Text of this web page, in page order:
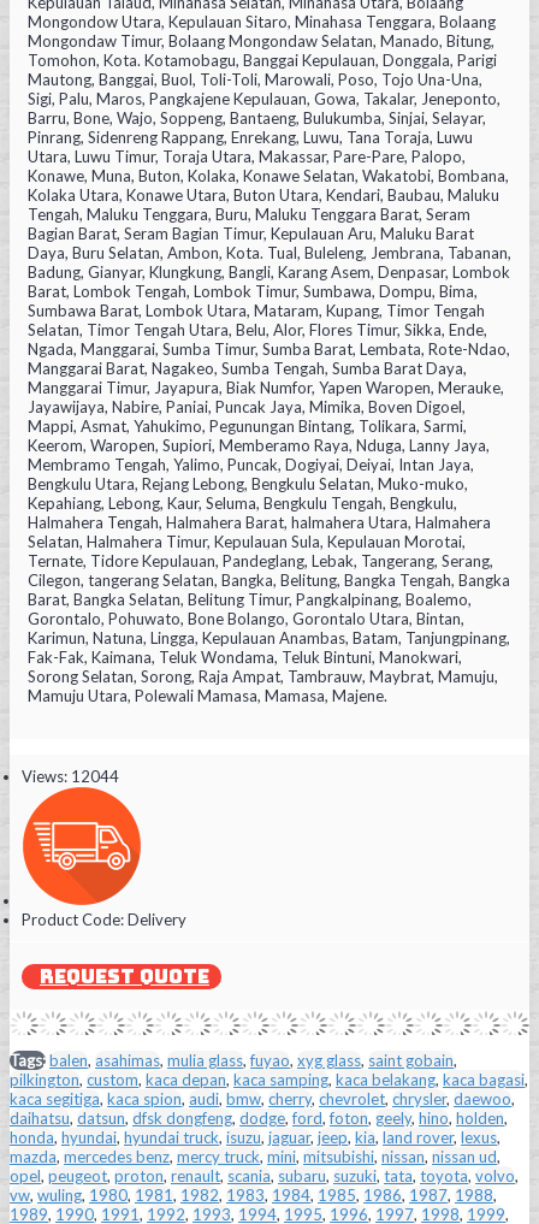
Mongondow Utara, Kepulauan Sitaro, Minahasa Tenggara, Bolaang
Mongondaw Timur, Bolaang Mongondaw Selatan, Manado, Bitung,
Tomohon, Kota. Kotamobagu, Banggai Kepulauan, Donggala, Parigi
Mautong, Banggai, Buol, Toli-Toli, Marowali, Poso, Tojo Una-Una,
Sigi, Palu, Maros, Pangkajene Kepulauan, Gowa, Takalar, Jeneponto,
Barru, Bone, Wajo, Soppeng, Bantaeng, Bulukumba, Sinjai, Selayar,
Pinrang, Sidenreng Rappang, Enrekang, Luwu, Tana Toraja, Luwu
Utara, Luwu Timur, Toraja Utara, Makassar, Pare-Pare, Palopo,
Konawe, Muna, Buton, Kolaka, Konawe Selatan, Wakatobi, Bombana,
Kolaka Utara, Konawe Utara, Buton Utara, Kendari, Baubau, Maluku
Tengah, Maluku Tenggara, Buru, Maluku Tenggara Barat, Seram
Bagian Barat, Seram Bagian Timur, Kepulauan Aru, Maluku Barat
Daya, Buru Selatan, Ambon, Kota. Tual, Buleleng, Jembrana, Tabanan,
Badung, Gianyar, Klungkung, Bangli, Karang Asem, Denpasar, Lombok
Barat, Lombok Tengah, Lombok Timur, Sumbawa, Dompu, Bima,
Sumbawa Barat, Lombok Utara, Mataram, Kupang, Timor Tengah
Selatan, Timor Tengah Utara, Belu, Alor, Flores Timur, Sikka, Ende,
Ngada, Manggarai, Sumba Timur, Sumba Barat, Lembata, Rote-Ndao,
Manggarai Barat, Nagakeo, Sumba Tengah, Sumba Barat Daya,
Manggarai Timur, Jayapura, Biak Numfor, Yapen Waropen, Merauke,
Jayawijaya, Nabire, Paniai, Puncak Jaya, Mimika, Boven Digoel,
Mappi, Asmat, Yahukimo, Pegunungan Bintang, Tolikara, Sarmi,
Keerom, Waropen, Supiori, Memberamo Raya, Nduga, Lanny Jaya,
Membramo Tengah, Yalimo, Puncak, Dogiyai, Deiyai, Intan Jaya,
Bengkulu Utara, Rejang Lebong, Bengkulu Selatan, Muko-muko,
Kepahiang, Lebong, Kaur, Seluma, Bengkulu Tengah, Bengkulu,
Halmahera Tengah, Halmahera Barat, halmahera Utara, Halmahera
Selatan, Halmahera Timur, Kepulauan Sula, Kepulauan Morotai,
Ternate, Tidore Kepulauan, Pandeglang, Lebak, Tangerang, Serang,
Cilegon, tangerang Selatan, Bangka, Belitung, Bangka Tengah, Bangka
Barat, Bangka Selatan, Belitung Timur, Pangkalpinang, Boalemo,
Gorontalo, Pohuwato, Bone Bolango, Gorontalo Utara, Bintan,
Karimun, Natuna, Lingga, Kepulauan Anambas, Batam, Tanjungpinang,
Fak-Fak, Kaimana, Teluk Wondama, Teluk Bintuni, Manokwari,
Sorong Selatan, Sorong, Raja Ampat, Tambrauw, Maybrat, Mamuju,
Mamuju Utara, Polewali Mamasa, Mamasa, Majene.
Views: 12044
Product Code:Delivery
REQUEST QUOTE
Tags:balen, asahimas, mulia glass,fuyao, xyg glass, saint gobain,
pilkington, custom, kaca depan, kaca samping, kaca belakang, kaca bagasi,
kaca segitiga, kaca spion, audi, bmw, cherry, chevrolet, chrysler, daewoo,
daihatsu, datsun, dfsk dongfeng, dodge,ford,foton, geely, hino, holden,
honda, hyundai, hyundai truck, isuzu, jaguar, jeep, kia, land rover, lexus,
mazda, mercedes benz, mercy truck, mini, mitsubishi, nissan, nissan ud,
opel, peugeot, proton, renault, scania, subaru, suzuki, tata, toyota, volvo,
vw, wuling, 1980, 1981, 1982, 1983, 1984, 1985, 1986, 1987, 1988,
1989, 1990, 1991, 1992, 1993, 1994, 1995, 1996, 1997, 1998, 1999,